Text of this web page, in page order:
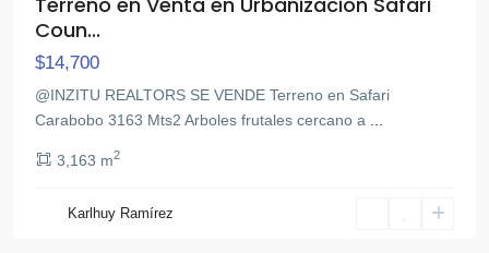
Coun...
$14,700
@INZITU REALTORS SE VENDE Terreno en Safari
Carabobo 3163 Mts2 Arboles frutales cercano a
3,163 m2
Karlhuy Ramírez
Safari,